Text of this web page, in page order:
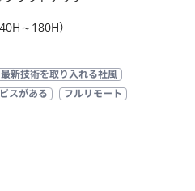
～180H）
最新技術を取り入れる社風
スがある フルリモート